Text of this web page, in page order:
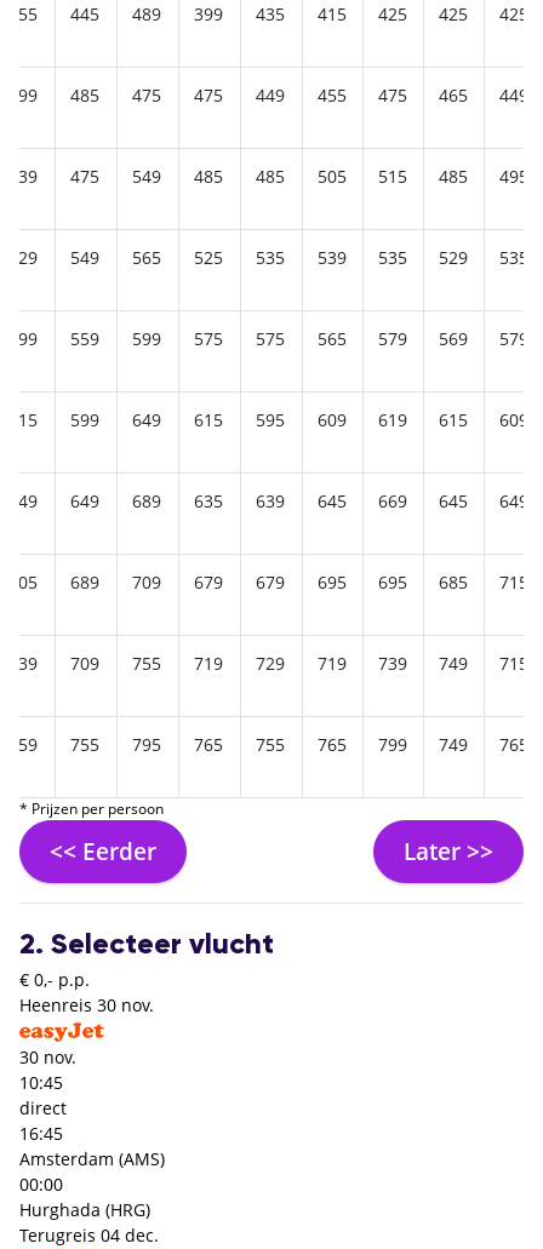
455 445 489 399 435 415 425 425 425
499 485 475 475 449 455 475 465 449
539 475 549 485 485 505 515 485 495
529 549 565 525 535 539 535 529 535
599 559 599 575 575 565 579 569 579
615 599 649 615 595 609 619 615 609
649 649 689 635 639 645 669 645 649
705 689 709 679 679 695 695 685 715
739 709 755 719 729 719 739 749 715
759 755 795 765 755 765 799 749 765
* Prijzen per persoon
<< Eerder Later >>
2. Selecteer vlucht
€ 0,- p.p.
Heenreis 30 nov.
30 nov.
10:45
direct
16:45
Amsterdam (AMS)
00:00
Hurghada (HRG)
Terugreis 04 dec.